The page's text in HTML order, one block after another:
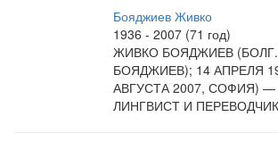
Бояджиев Живко
1936 - 2007 (71 год)
ЖИВКО БОЯДЖИЕВ
БОЯДЖИЕВ); 14 АПРЕЛЯ
АВГУСТА 2007, СОФИЯ)
ЛИНГВИСТ И